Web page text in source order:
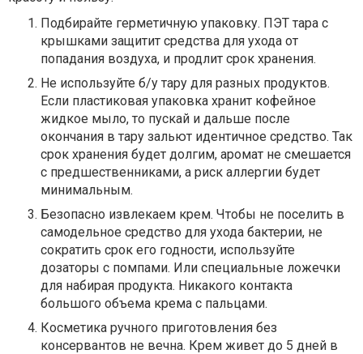
Подбирайте герметичную упаковку. ПЭТ тара с
крышками защитит средства для ухода от
попадания воздуха, и продлит срок хранения.
Не используйте б/у тару для разных продуктов.
Если пластиковая упаковка хранит кофейное
жидкое мыло, то пускай и дальше после
окончания в тару зальют идентичное средство. Так
срок хранения будет долгим, аромат не смешается
с предшественниками, а риск аллергии будет
минимальным.
Безопасно извлекаем крем. Чтобы не поселить в
самодельное средство для ухода бактерии, не
сократить срок его годности, используйте
дозаторы с помпами. Или специальные ложечки
для набирая продукта. Никакого контакта
большого объема крема с пальцами.
Косметика ручного приготовления без
консервантов не вечна. Крем живет до 5 дней в